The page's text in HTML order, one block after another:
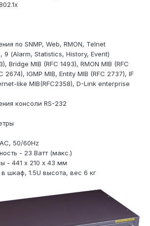
по SNMP, Web, RMON, Telnet
9 (Alarm, Statistics, History, Event)
Bridge MIB (RFC 1493), RMON MIB (RFC
2674), IGMP MIB, Entity MIB (RFC 2737), IF
like MIB(RFC2358), D-Link enterprise
консоли RS-232
50/60Hz
- 23 Ватт (макс.)
- 441 х 210 х 43 мм
шкаф, 1.5U высота, вес 6 кг